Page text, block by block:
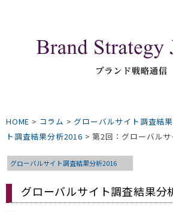
HOME > コラム > グローバルサイト調査結
ト調査結果分析2016 >第2回：グローバル
グローバルサイト調査結果分析2016
グローバルサイト調査結果分